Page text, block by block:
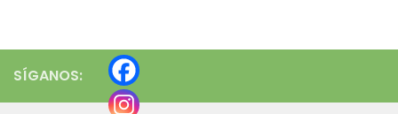
SÍGANOS: